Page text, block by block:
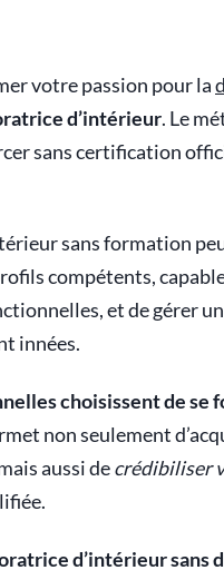
votre passion pour la
d’intérieur. Le
sans certification
sans formation
compétents,
et de gérer
innées.
choisissent de se
non seulement
aussi decrédibiliser
d’intérieur sans